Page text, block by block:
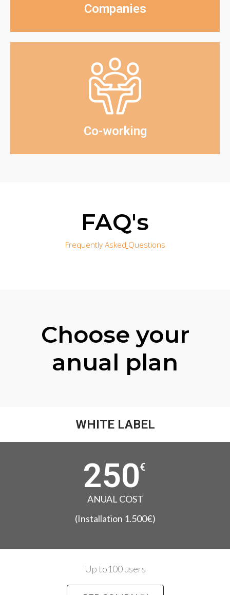
Companies
Co-working
FAQ's
Frequently Asked Questions
Choose your
anual plan
WHITE LABEL
250€
ANUAL COST
(Installation 1.500€)
Up to100 users